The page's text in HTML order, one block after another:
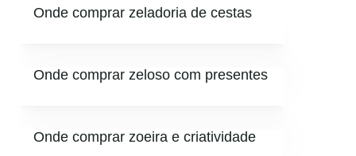
Onde comprar zeladoria de cestas
Onde comprar zeloso com presentes
Onde comprar zoeira e criatividade